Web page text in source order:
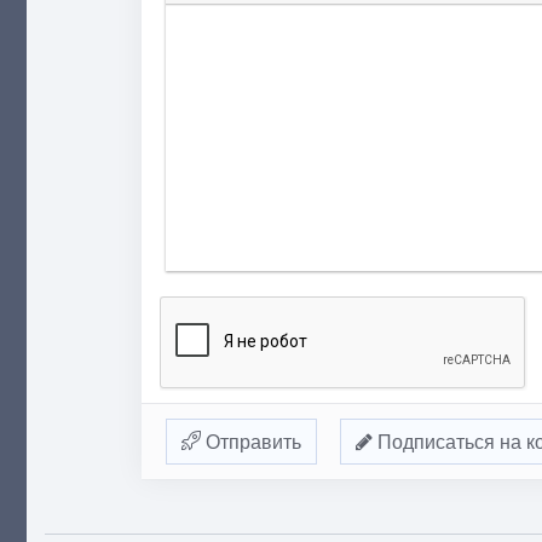
Отправить Подписаться на